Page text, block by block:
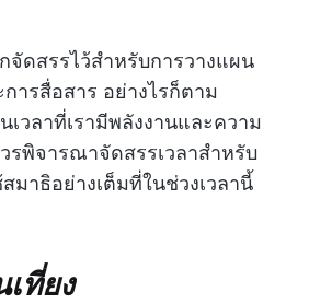
จัดสรรไว้สำหรับการวางแผน
ารสื่อสาร อย่างไรก็ตาม
เวลาที่เรามีพลังงานและความ
รพิจารณาจัดสรรเวลาสำหรับ
มาธิอย่างเต็มที่ในช่วงเวลานี้
ที่ยง